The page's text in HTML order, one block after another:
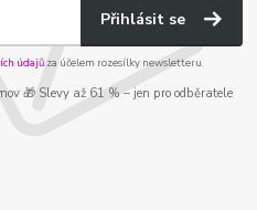
Přihlásit se
údajůza účelem rozesílky newsletteru.
🎁 Slevy až 61 % – jen pro odběratele